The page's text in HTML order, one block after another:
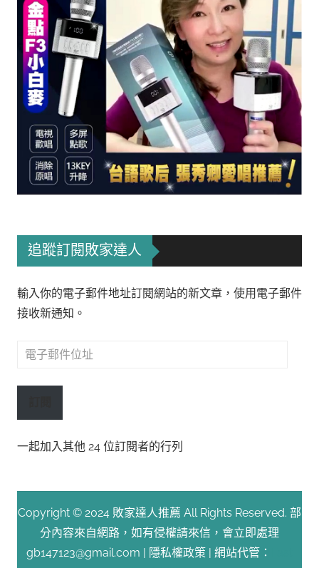
追蹤訂閱敗家達人
輸入你的電子郵件地址訂閱網站的新文章，使用電子郵件
接收新通知。
電
郵
址
一起加入其他 24 位訂閱者的行列
Copyright © 2024 敗家達人推薦 All Rights Reserved. 部
分內容來自網路，如有侵權請來信，會立即處理
gb147123@gmail.com | 隱私權政策 | 網站代管：